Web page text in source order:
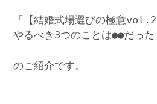
「【結婚式場選びの極意
やるべき3つのことは●●だっ
のご紹介です。